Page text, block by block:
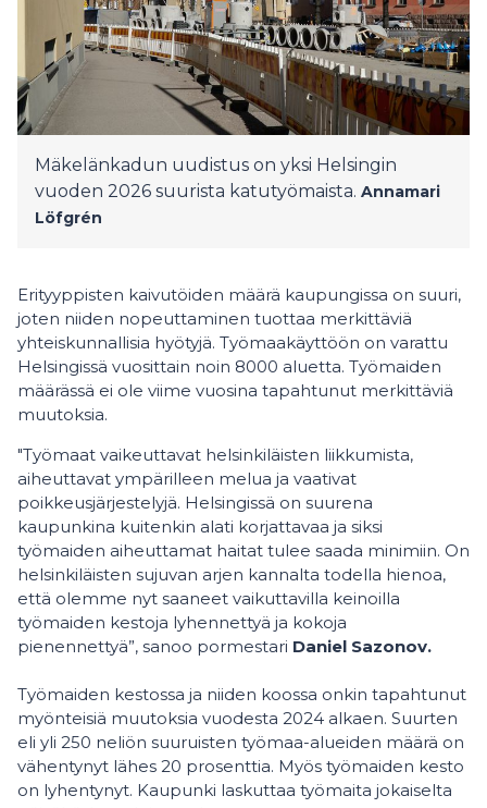
Mäkelänkadun uudistus on yksi Helsingin
vuoden 2026 suurista katutyömaista. Annamari
Löfgrén
Erityyppisten kaivutöiden määrä kaupungissa on suuri,
joten niiden nopeuttaminen tuottaa merkittäviä
yhteiskunnallisia hyötyjä. Työmaakäyttöön on varattu
Helsingissä vuosittain noin 8000 aluetta. Työmaiden
määrässä ei ole viime vuosina tapahtunut merkittäviä
muutoksia.
"Työmaat vaikeuttavat helsinkiläisten liikkumista,
aiheuttavat ympärilleen melua ja vaativat
poikkeusjärjestelyjä. Helsingissä on suurena
kaupunkina kuitenkin alati korjattavaa ja siksi
työmaiden aiheuttamat haitat tulee saada minimiin. On
helsinkiläisten sujuvan arjen kannalta todella hienoa,
että olemme nyt saaneet vaikuttavilla keinoilla
työmaiden kestoja lyhennettyä ja kokoja
pienennettyä”, sanoo pormestari Daniel Sazonov.
Työmaiden kestossa ja niiden koossa onkin tapahtunut
myönteisiä muutoksia vuodesta 2024 alkaen. Suurten
eli yli 250 neliön suuruisten työmaa-alueiden määrä on
vähentynyt lähes 20 prosenttia. Myös työmaiden kesto
on lyhentynyt. Kaupunki laskuttaa työmaita jokaiselta